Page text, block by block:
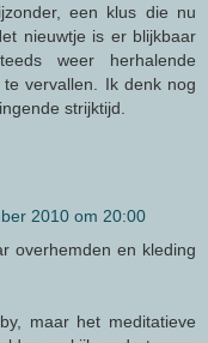
een klus die nu
nieuwtje is er blijkbaar
weer herhalende
vervallen. Ik denk nog
strijktijd.
2010 om 20:00
overhemden en kleding
maar het meditatieve